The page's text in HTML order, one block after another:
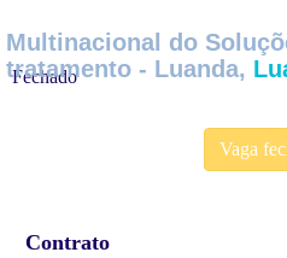
Multinacional do
tratamento - Luanda,
Fechado
Vaga
Contrato